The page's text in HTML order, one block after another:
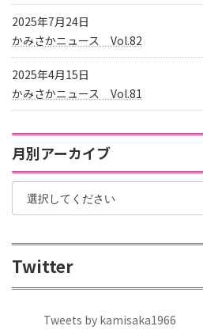
2025年7月24日
かみさかニュース Vol.82
2025年4月15日
かみさかニュース Vol.81
月別アーカイブ
Twitter
Tweets by kamisaka1966